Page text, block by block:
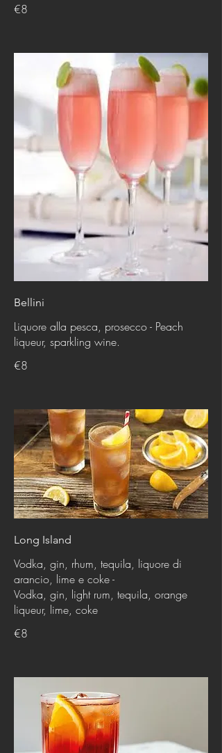
€8
Bellini
Liquore alla pesca, prosecco - Peach
liqueur, sparkling wine.
€8
Long Island
Vodka, gin, rhum, tequila, liquore di
arancio, lime e coke -
Vodka, gin, light rum, tequila, orange
liqueur, lime, coke
€8